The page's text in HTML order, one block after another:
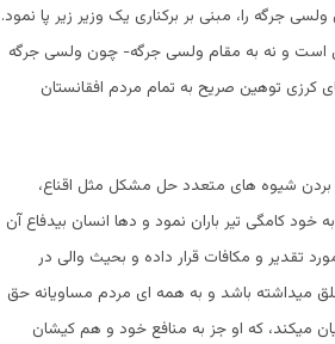
جرگه را، مبنی بر برکناری یک وزیر زیر پا نمود.
است و نه به مقام ولسی جرگه- چون ولسی جرگه
کرزی توهین صریح به تمام مردم افقانستان
بردن شیوه های متعدد حل مشکل مثل اقناع،
کامگی تیر باران نمود و دها انسان بیدفاع آن
تقدیر و مکافات قرار داده و بحیث والی در
میداشته باشد و به همه ای مردم مساویانه حق
میکند، که او جز به منافع خود و هم کیشان